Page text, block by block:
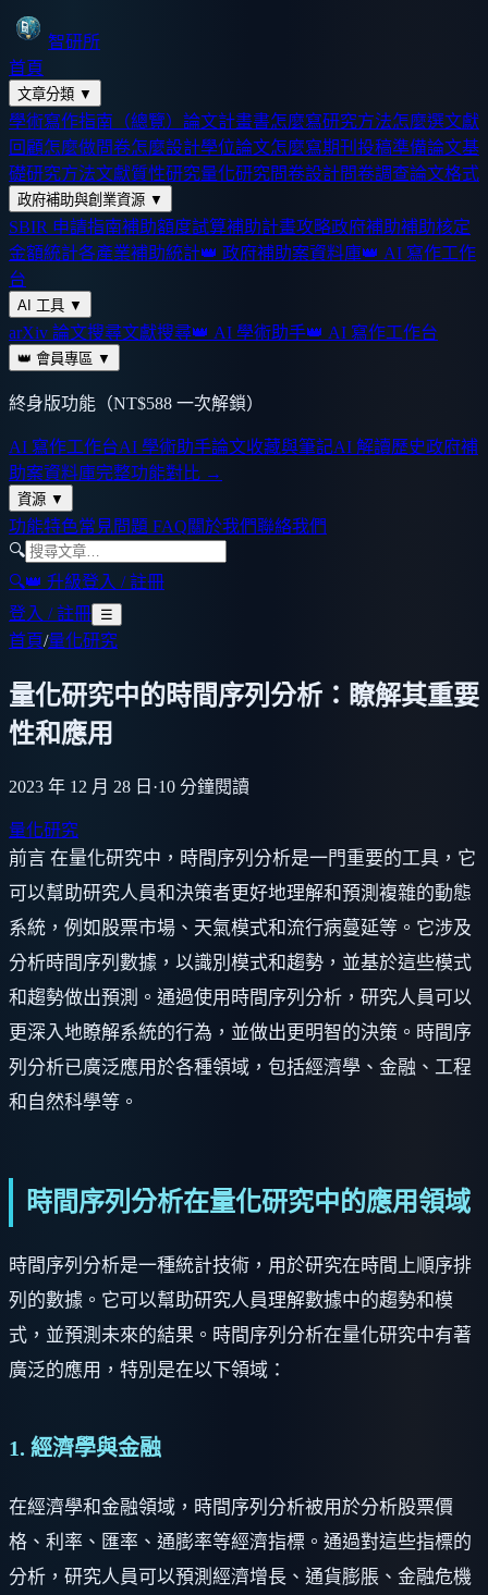
智研所
首頁
文章分類 ▼
學術寫作指南（總覽） 論文計畫書怎麼寫研究方法怎麼選文獻
回顧怎麼做問卷怎麼設計學位論文怎麼寫期刊投稿準備論文基
礎研究方法文獻質性研究量化研究問卷設計問卷調查論文格式
政府補助與創業資源 ▼
SBIR 申請指南補助額度試算補助計畫攻略政府補助補助核定
金額統計各產業補助統計👑 政府補助案資料庫👑 AI 寫作工作
台
AI 工具 ▼
arXiv 論文搜尋文獻搜尋👑 AI 學術助手👑 AI 寫作工作台
👑 會員專區 ▼
終身版功能（NT$588 一次解鎖）
AI 寫作工作台AI 學術助手論文收藏與筆記AI 解讀歷史政府補
助案資料庫完整功能對比 →
資源 ▼
功能特色常見問題 FAQ關於我們聯絡我們
🔍
🔍👑 升級登入 / 註冊
登入 / 註冊 ☰
首頁/量化研究
量化研究中的時間序列分析：瞭解其重要
性和應用
2023 年 12 月 28 日 ·10 分鐘閱讀
量化研究
前言 在量化研究中，時間序列分析是一門重要的工具，它
可以幫助研究人員和決策者更好地理解和預測複雜的動態
系統，例如股票市場、天氣模式和流行病蔓延等。它涉及
分析時間序列數據，以識別模式和趨勢，並基於這些模式
和趨勢做出預測。通過使用時間序列分析，研究人員可以
更深入地瞭解系統的行為，並做出更明智的決策。時間序
列分析已廣泛應用於各種領域，包括經濟學、金融、工程
和自然科學等。
時間序列分析在量化研究中的應用領域
時間序列分析是一種統計技術，用於研究在時間上順序排
列的數據。它可以幫助研究人員理解數據中的趨勢和模
式，並預測未來的結果。時間序列分析在量化研究中有著
廣泛的應用，特別是在以下領域：
1. 經濟學與金融
在經濟學和金融領域，時間序列分析被用於分析股票價
格、利率、匯率、通膨率等經濟指標。通過對這些指標的
分析，研究人員可以預測經濟增長、通貨膨脹、金融危機